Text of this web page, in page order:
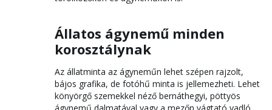
Állatos ágynemű minden
korosztálynak
Az állatminta az ágyneműn lehet szépen rajzolt,
bájos grafika, de fotóhű minta is jellemezheti. Lehet
könyörgő szemekkel néző bernáthegyi, pöttyös